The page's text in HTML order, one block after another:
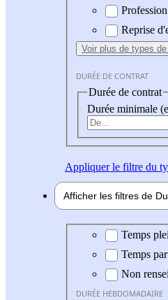
Reprise
Voir plus de types
DURÉE DE CONTRAT
Durée de contrat
Durée minimale
Appliquerle filtre du
Afficher les filtres de
Durée hebdomadaire
Temps
Temps
Non
DURÉE HEBDOMADAIRE